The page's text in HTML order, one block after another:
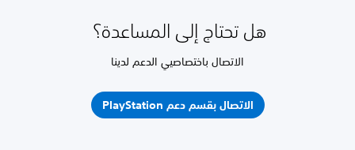
هل تحتاج إلى المساعدة؟
الاتصال باختصاصيي الدعم لدينا
الاتصال بقسم دعم PlayStation